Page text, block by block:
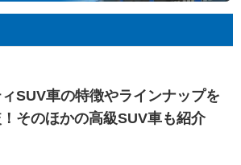
SUV車の特徴やラインナップを
そのほかの高級SUV車も紹介